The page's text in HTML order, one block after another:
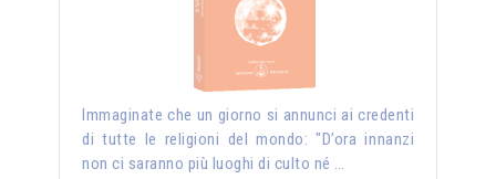
Immaginate che un giorno si annunci ai credenti
di tutte le religioni del mondo: "D’ora innanzi
non ci saranno più luoghi di culto né …